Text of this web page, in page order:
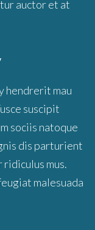
auctor et at
hendrerit mau
suscipit
sociis natoque
dis parturient
ridiculus mus.
malesuada